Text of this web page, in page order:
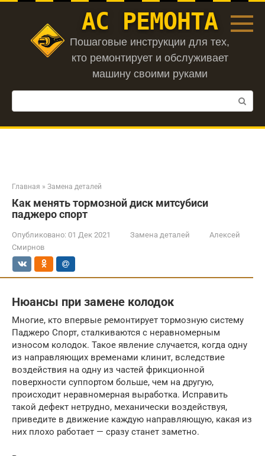
Перейти
АС РЕМОНТА
Пошаговые инструкции для тех,
кто ремонтирует и обслуживает
машину своими руками
Поиск:
Главная » Замена деталей
Как менять тормозной диск митсубиси
паджеро спорт
Опубликовано: 01 Дек 2021 Замена деталей
Алексей
Смирнов
Нюансы при замене колодок
Многие, кто впервые ремонтирует тормозную систему
Паджеро Спорт, сталкиваются с неравномерным
износом колодок. Такое явление случается, когда одну
из направляющих временами клинит, вследствие
воздействия на одну из частей фрикционной
поверхности суппортом больше, чем на другую,
происходит неравномерная выработка. Исправить
такой дефект нетрудно, механически воздействуя,
приведите в движение каждую направляющую, какая из
них плохо работает — сразу станет заметно.